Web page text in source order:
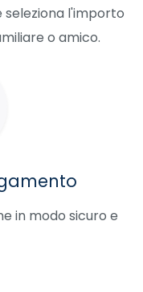
seleziona l'importo
o amico.
in modo sicuro e